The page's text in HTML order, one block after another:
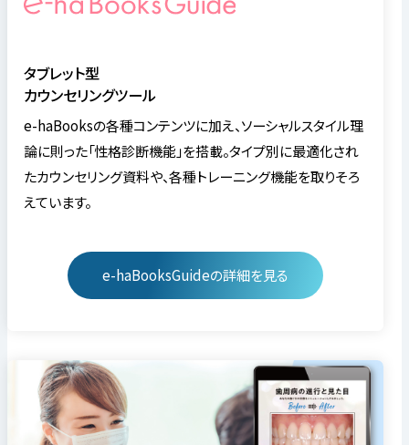
タブレット型
カウンセリングツール
e-haBooksの各種コンテンツに加え、ソーシャルスタイル理
論に則った「性格診断機能」を搭載。タイプ別に最適化され
たカウンセリング資料や、各種トレーニング機能を取りそろ
えています。
e-haBooksGuideの詳細を見る